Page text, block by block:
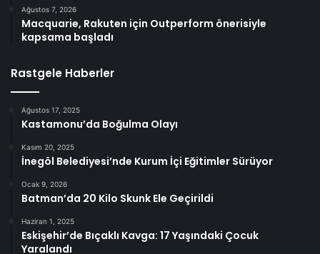
Ağustos 7, 2026
Macquarie, Rakuten için Outperform önerisiyle
kapsama başladı
Rastgele Haberler
Ağustos 17, 2025
Kastamonu’da Boğulma Olayı
Kasım 20, 2025
İnegöl Belediyesi’nde Kurum İçi Eğitimler Sürüyor
Ocak 9, 2026
Batman’da 20 Kilo Skunk Ele Geçirildi
Haziran 1, 2025
Eskişehir’de Bıçaklı Kavga: 17 Yaşındaki Çocuk
Yaralandı